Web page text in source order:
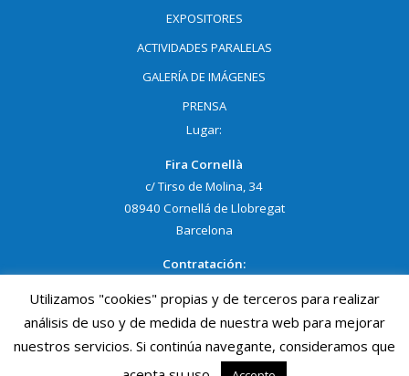
EXPOSITORES
ACTIVIDADES PARALELAS
GALERÍA DE IMÁGENES
PRENSA
Lugar:
Fira Cornellà
c/ Tirso de Molina, 34
08940 Cornellá de Llobregat
Barcelona
Contratación:
NELLY GRACIA
Tel:93 474 02 02 Ext. 1403
Móvil:690 691 950
ngracia@procornella.cat
Utilizamos "cookies" propias y de terceros para realizar
análisis de uso y de medida de nuestra web para mejorar
nuestros servicios. Si continúa navegante, consideramos que